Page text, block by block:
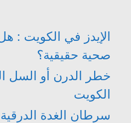
الإيدز في الكويت :
صحية حقيقية؟
خطر الدرن أو السل
الكويت
سرطان الغدة